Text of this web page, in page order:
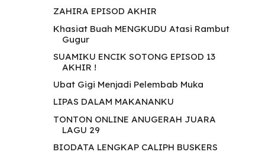
ZAHIRA EPISOD AKHIR
Khasiat Buah MENGKUDU Atasi Rambut
Gugur
SUAMIKU ENCIK SOTONG EPISOD 13
AKHIR !
Ubat Gigi Menjadi Pelembab Muka
LIPAS DALAM MAKANANKU
TONTON ONLINE ANUGERAH JUARA
LAGU 29
BIODATA LENGKAP CALIPH BUSKERS